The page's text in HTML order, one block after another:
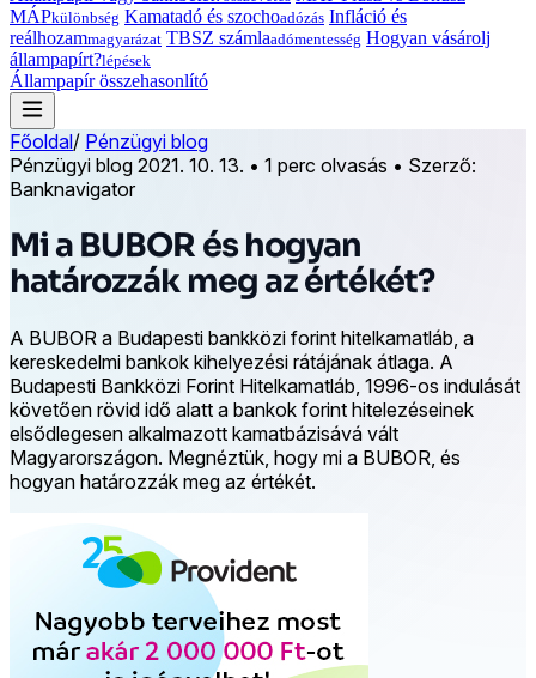
MÁPkülönbség Kamatadó és szochoadózás Infláció és
reálhozammagyarázat TBSZ számlaadómentesség Hogyan vásárolj
állampapírt?lépések
Állampapír összehasonlító
Főoldal/ Pénzügyi blog
Pénzügyi blog 2021. 10. 13. • 1 perc olvasás • Szerző:
Banknavigator
Mi a BUBOR és hogyan
határozzák meg az értékét?
A BUBOR a Budapesti bankközi forint hitelkamatláb, a
kereskedelmi bankok kihelyezési rátájának átlaga. A
Budapesti Bankközi Forint Hitelkamatláb, 1996-os indulását
követően rövid idő alatt a bankok forint hitelezéseinek
elsődlegesen alkalmazott kamatbázisává vált
Magyarországon. Megnéztük, hogy mi a BUBOR, és
hogyan határozzák meg az értékét.